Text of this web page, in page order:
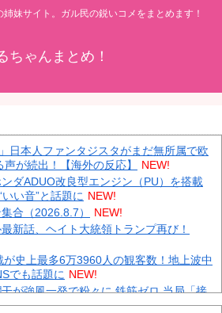
妹サイト。ガル民の鋭いコメをまとめます！
ちゃんまとめ！
日本人ファンタジスタがまだ無所属で欧
が続出！【海外の反応】
NEW!
ンダADUO改良型エンジン（PU）を搭載
い音”と話題に NEW!
合（2026.8.7）
NEW!
新話、ヘイト大統領トランプ再び！
が史上最多6万3960人の観客数！地上波中
でも話題に NEW!
が強風一発で粉々に 鉄筋ゼロ 当局「接
正常で、品質問題はない」 NEW!